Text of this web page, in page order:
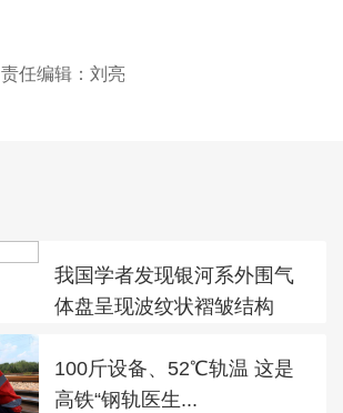
责任编辑：刘亮
我国学者发现银河系外围气
体盘呈现波纹状褶皱结构
100斤设备、52℃轨温 这是
高铁“钢轨医生...